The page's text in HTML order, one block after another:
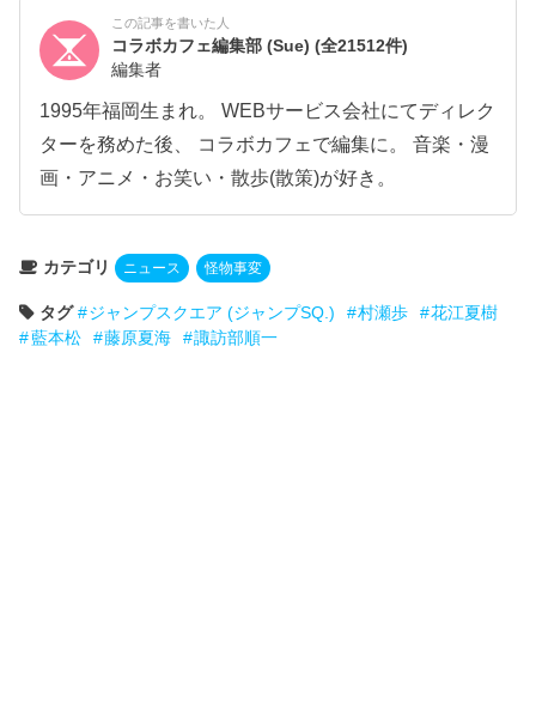
この記事を書いた人
コラボカフェ編集部 (Sue)(全21512件)
編集者
1995年福岡生まれ。 WEBサービス会社にてディレク
ターを務めた後、 コラボカフェで編集に。 音楽・漫
画・アニメ・お笑い・散歩(散策)が好き。
カテゴリ ニュース 怪物事変
タグ ジャンプスクエア (ジャンプSQ.) 村瀬歩
花江夏樹
藍本松
藤原夏海 諏訪部順一